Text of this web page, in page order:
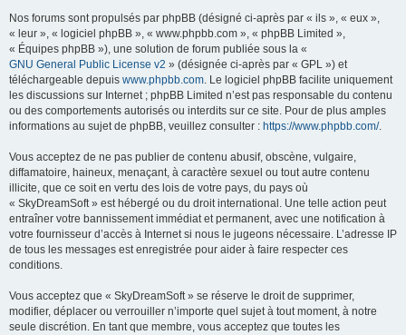
Nos forums sont propulsés par phpBB (désigné ci-après par « ils », « eux »,
« leur », « logiciel phpBB », « www.phpbb.com », « phpBB Limited »,
« Équipes phpBB »), une solution de forum publiée sous la «
GNU General Public License v2 » (désignée ci-après par « GPL ») et
téléchargeable depuis www.phpbb.com. Le logiciel phpBB facilite uniquement
les discussions sur Internet ; phpBB Limited n’est pas responsable du contenu
ou des comportements autorisés ou interdits sur ce site. Pour de plus amples
informations au sujet de phpBB, veuillez consulter : https://www.phpbb.com/.
Vous acceptez de ne pas publier de contenu abusif, obscène, vulgaire,
diffamatoire, haineux, menaçant, à caractère sexuel ou tout autre contenu
illicite, que ce soit en vertu des lois de votre pays, du pays où
« SkyDreamSoft » est hébergé ou du droit international. Une telle action peut
entraîner votre bannissement immédiat et permanent, avec une notification à
votre fournisseur d’accès à Internet si nous le jugeons nécessaire. L’adresse IP
de tous les messages est enregistrée pour aider à faire respecter ces
conditions.
Vous acceptez que « SkyDreamSoft » se réserve le droit de supprimer,
modifier, déplacer ou verrouiller n’importe quel sujet à tout moment, à notre
seule discrétion. En tant que membre, vous acceptez que toutes les